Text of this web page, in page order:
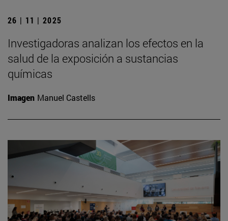
26 | 11 | 2025
Investigadoras analizan los efectos en la
salud de la exposición a sustancias
químicas
Imagen Manuel Castells